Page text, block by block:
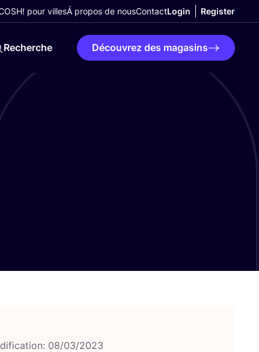
pour villesÁ propos de nousContactLogin Register
Recherche Découvrez des magasins
08/03/2023